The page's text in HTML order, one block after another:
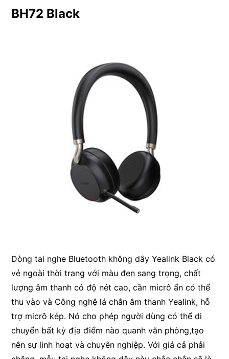
BH72 Black
Dòng tai nghe Bluetooth không dây Yealink Black có
vẻ ngoài thời trang với màu đen sang trọng, chất
lượng âm thanh có độ nét cao, cần micrô ẩn có thể
thu vào và Công nghệ lá chắn âm thanh Yealink, hỗ
trợ micrô kép. Nó cho phép người dùng có thể di
chuyển bất kỳ địa điểm nào quanh văn phòng,tạo
nên sự linh hoạt và chuyên nghiệp. Với giá cả phải